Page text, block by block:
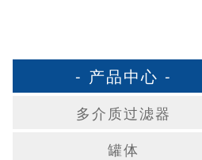
- 产品中心 -
多介质过滤器
罐体